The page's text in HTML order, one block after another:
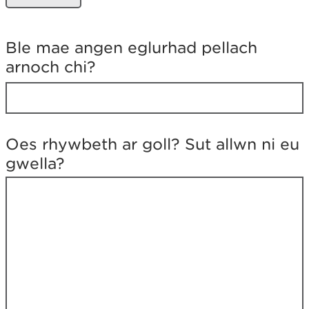
h
d
i
'
r
y
y
r
o
e
Ble mae angen eglurhad pellach
arnoch chi?
Oes rhywbeth ar goll? Sut allwn ni eu
gwella?